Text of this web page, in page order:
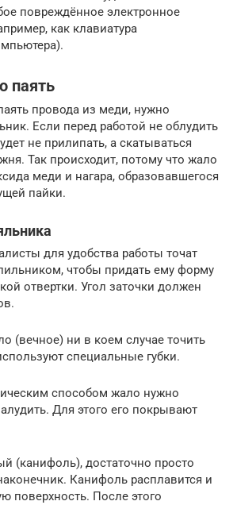
повреждённое электронное
как клавиатура
паять
провода из меди, нужно
Если перед работой не облудить
не прилипать, а скатываться
Так происходит, потому что жало
меди и нагара, образовавшегося
пайки.
для удобства работы точат
чтобы придать ему форму
отвертки. Угол заточки должен
(вечное) ни в коем случае точить
специальные губки.
способом жало нужно
Для этого его покрывают
(канифоль), достаточно просто
Канифоль расплавится и
поверхность. После этого